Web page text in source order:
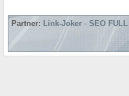
Partner: Link-Joker - SEO